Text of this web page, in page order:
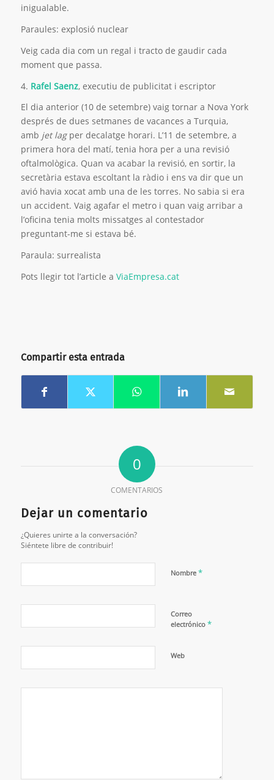
inigualable.
Paraules: explosió nuclear
Veig cada dia com un regal i tracto de gaudir cada
moment que passa.
4. Rafel Saenz, executiu de publicitat i escriptor
El dia anterior (10 de setembre) vaig tornar a Nova York
després de dues setmanes de vacances a Turquia,
amb jet lag per decalatge horari. L’11 de setembre, a
primera hora del matí, tenia hora per a una revisió
oftalmològica. Quan va acabar la revisió, en sortir, la
secretària estava escoltant la ràdio i ens va dir que un
avió havia xocat amb una de les torres. No sabia si era
un accident. Vaig agafar el metro i quan vaig arribar a
l’oficina tenia molts missatges al contestador
preguntant-me si estava bé.
Paraula: surrealista
Pots llegir tot l’article a ViaEmpresa.cat
Compartir esta entrada
0
COMENTARIOS
Dejar un comentario
¿Quieres unirte a la conversación?
Siéntete libre de contribuir!
Nombre *
Correo
electrónico *
Web